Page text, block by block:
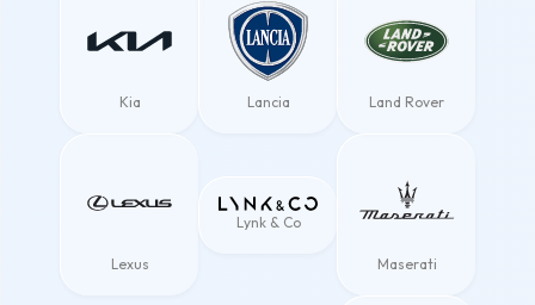
Kia Lancia Land Rover
Lexus
Lynk & Co
Maserati